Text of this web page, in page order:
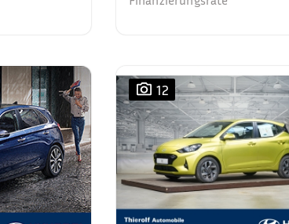
12